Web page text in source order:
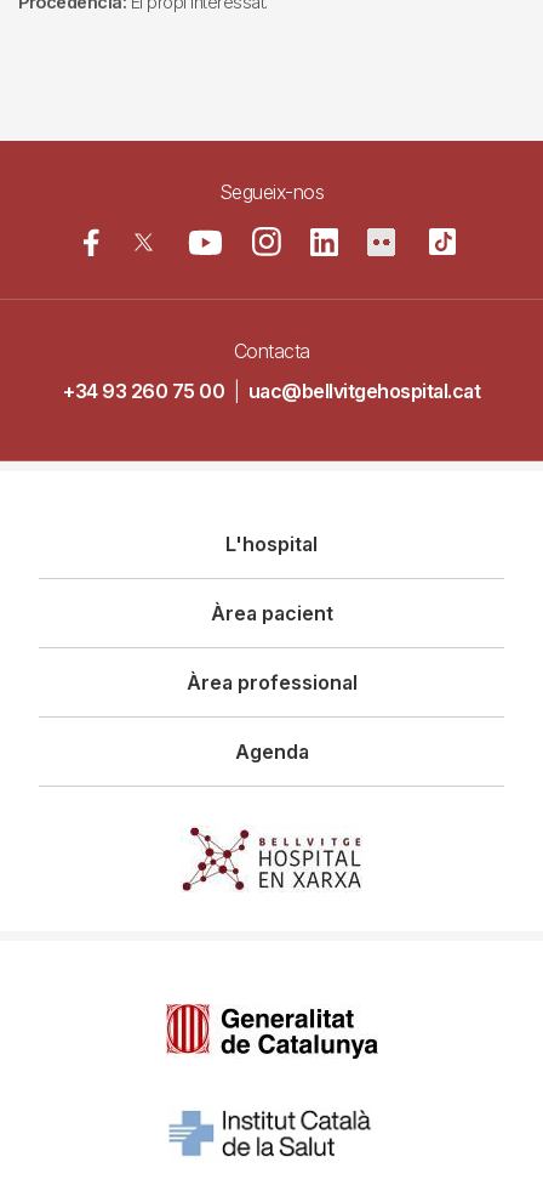
Segueix-nos
Contacta
+34 93 260 75 00
uac@bellvitgehospital.cat
principal
L'hospital
Àrea pacient
Àrea professional
Agenda